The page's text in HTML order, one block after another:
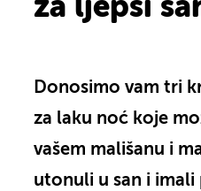
za ljepši
Donosimo vam tri
za laku noć koje
vašem mališanu i
utonuli u san i imali